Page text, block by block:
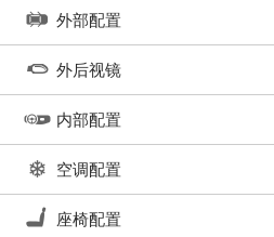
外部配置
外后视镜
内部配置
空调配置
座椅配置